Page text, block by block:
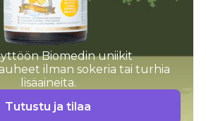
Biomedin uniikit
ilman sokeria tai turhia
lisäaineita.
Tutustu ja tilaa